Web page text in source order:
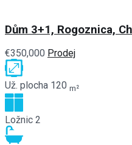
Dům 3+1, Rogoznica,
€350,000 Prodej
Už. plocha 120 m²
Ložnic 2